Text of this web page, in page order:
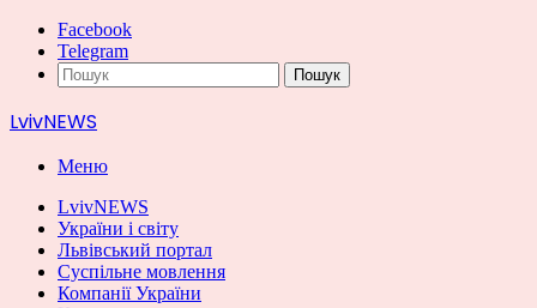
Facebook
Telegram
Пошук
LvivNEWS
Меню
LvivNEWS
України і світу
Львівський портал
Суспільне мовлення
Компанії України